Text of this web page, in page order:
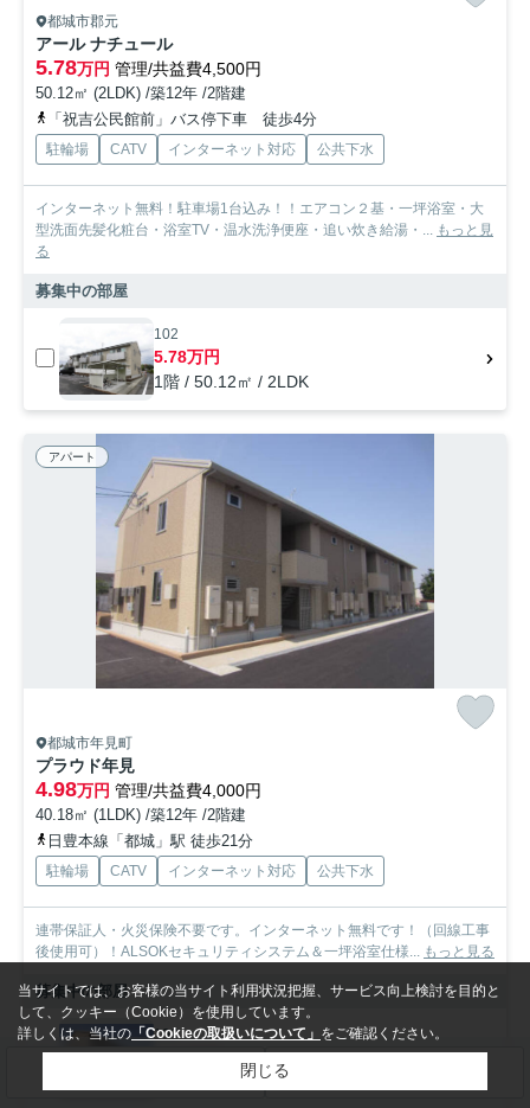
都城市郡元
アール ナチュール
5.78万円 管理/共益費4,500円
50.12㎡ (2LDK) /築12年 /2階建
「祝吉公民館前」バス停下車 徒歩4分
駐輪場 CATV インターネット対応 公共下水
インターネット無料！駐車場1台込み！！エアコン２基・一坪浴室・大
型洗面先髪化粧台・浴室TV・温水洗浄便座・追い炊き給湯・...
もっと見
る
募集中の部屋
102
5.78万円
1階 / 50.12㎡ / 2LDK
アパート
都城市年見町
プラウド年見
4.98万円 管理/共益費4,000円
40.18㎡ (1LDK) /築12年 /2階建
日豊本線「都城」駅 徒歩21分
駐輪場 CATV インターネット対応 公共下水
連帯保証人・火災保険不要です。インターネット無料です！（回線工事
後使用可）！ALSOKセキュリティシステム＆一坪浴室仕様...
もっと見る
募集中の部屋
102
4.98万円
1階 / 40.18㎡ / 1LDK
当サイトでは、お客様の当サイト利用状況把握、サービス向上検討を目的と
して、クッキー（Cookie）を使用しています。
詳しくは、当社の 「Cookieの取扱いについて」 をご確認ください。
閉じる